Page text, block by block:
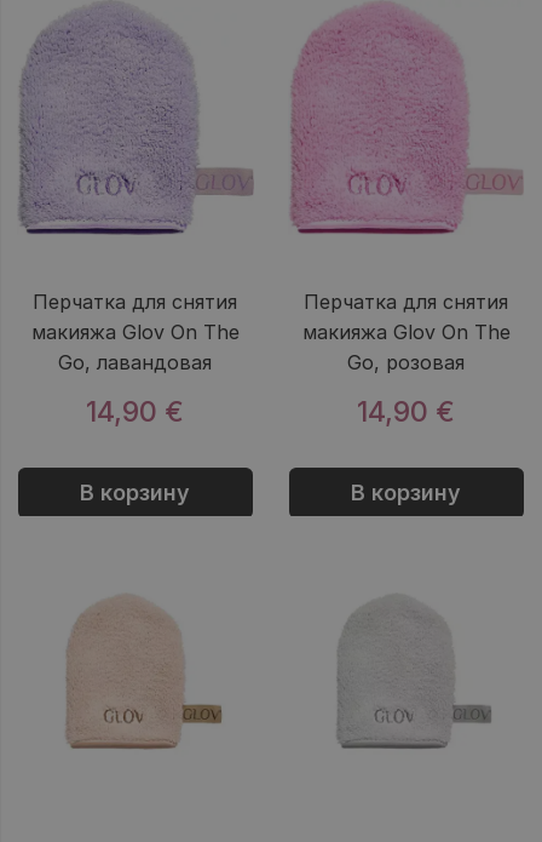
Перчатка для снятия
макияжа Glov On The
Go, лавандовая
14,90 €
В корзину
Перчатка для снятия
макияжа Glov On The
Go, розовая
14,90 €
В корзину